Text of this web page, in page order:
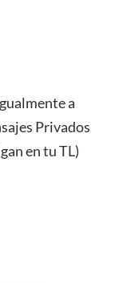
a
Privados
en tu TL)